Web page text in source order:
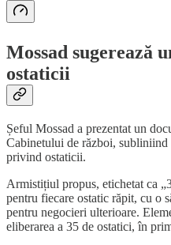
Mossad sugerează
ostaticii
Șeful Mossad a prezentat un
Cabinetului de război,
privind ostaticii.
Armistițiul propus, etichetat ca
pentru fiecare ostatic răpit, cu o
pentru negocieri ulterioare.
eliberarea a 35 de ostatici, în